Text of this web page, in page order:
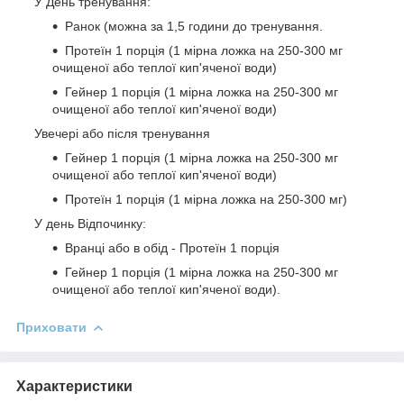
Ранок (можна за 1,5 години до тренування.
Протеїн 1 порція (1 мірна ложка на 250-300 мг
очищеної або теплої кип'яченої води)
Гейнер 1 порція (1 мірна ложка на 250-300 мг
очищеної або теплої кип'яченої води)
Увечері або після тренування
Гейнер 1 порція (1 мірна ложка на 250-300 мг
очищеної або теплої кип'яченої води)
Протеїн 1 порція (1 мірна ложка на 250-300 мг)
У день Відпочинку:
Вранці або в обід - Протеїн 1 порція
Гейнер 1 порція (1 мірна ложка на 250-300 мг
очищеної або теплої кип'яченої води).
Приховати
Характеристики